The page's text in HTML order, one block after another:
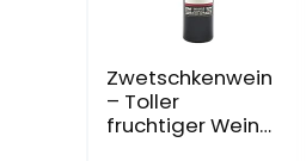
Zwetschkenwein
– Toller
fruchtiger Wein